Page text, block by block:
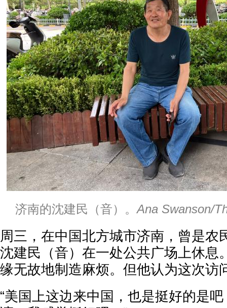
济南的沈建民（音）。Ana Swanson/
周三，在中国北方城市济南，曾是农
沈建民（音）在一处公共广场上休息
缘无故地制造麻烦。但他认为这次访
“美国上这边来中国，也是挺好的是吧